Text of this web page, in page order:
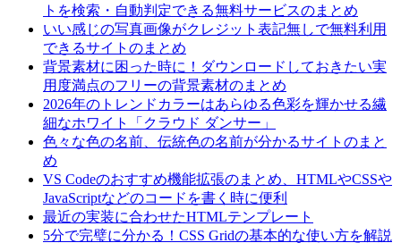
トを検索・自動判定できる無料サービスのまとめ
いい感じの写真画像がクレジット表記無しで無料利用
できるサイトのまとめ
背景素材に困った時に！ダウンロードしておきたい実
用度満点のフリーの背景素材のまとめ
2026年のトレンドカラーはあらゆる色彩を輝かせる繊
細なホワイト「クラウド ダンサー」
色々な色の名前、伝統色の名前が分かるサイトのまと
め
VS Codeのおすすめ機能拡張のまとめ、HTMLやCSSや
JavaScriptなどのコードを書く時に便利
最近の実装に合わせたHTMLテンプレート
5分で完璧に分かる！CSS Gridの基本的な使い方を解説